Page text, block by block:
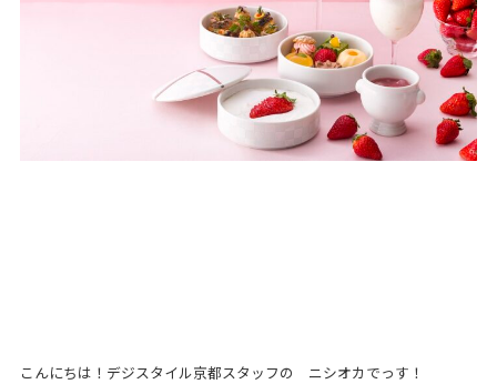
こんにちは！デジスタイル京都スタッフの ニシオカでっす！